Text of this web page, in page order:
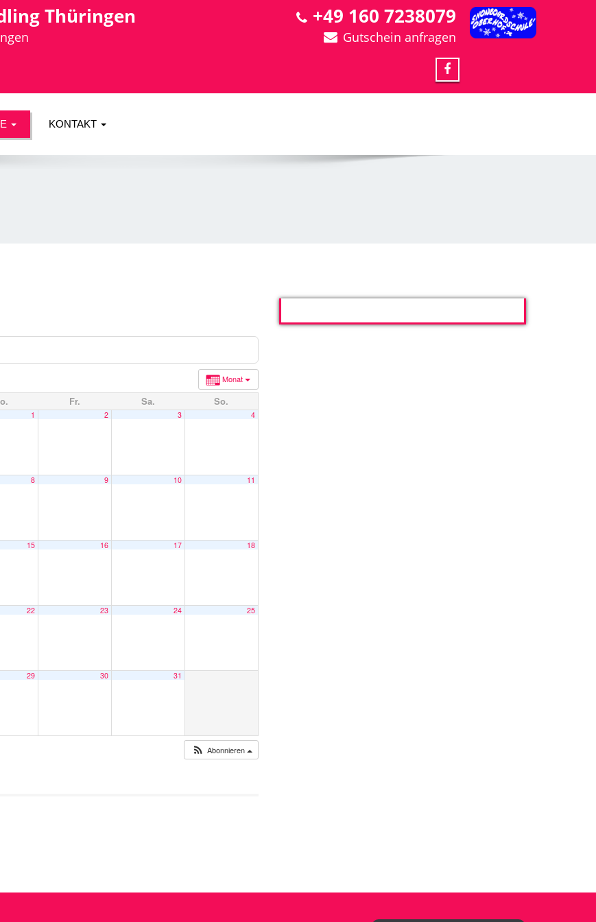
Thüringen +49 160 7238079
Gutschein anfragen
KONTAKT
Monat
Fr. Sa. So.
1 2 3 4
8 9 10 11
15 16 17 18
22 23 24 25
29 30 31
Abonnieren